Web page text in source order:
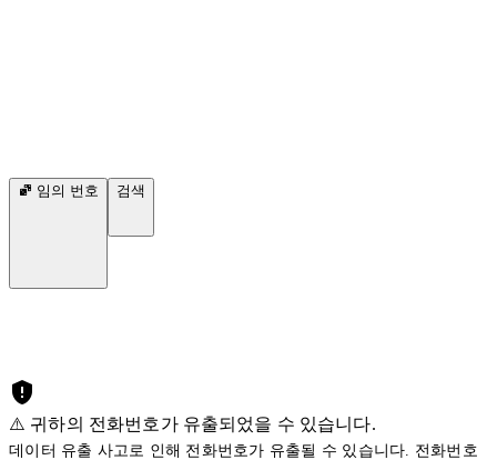
임의 번호 검색
⚠️ 귀하의 전화번호가 유출되었을 수 있습니다.
데이터 유출 사고로 인해 전화번호가 유출될 수 있습니다. 전화번호